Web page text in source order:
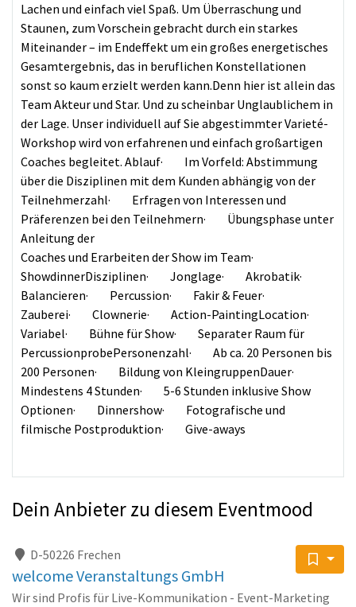
Lachen und einfach viel Spaß. Um Überraschung und
Staunen, zum Vorschein gebracht durch ein starkes
Miteinander – im Endeffekt um ein großes energetisches
Gesamtergebnis, das in beruflichen Konstellationen
sonst so kaum erzielt werden kann.Denn hier ist allein das
Team Akteur und Star. Und zu scheinbar Unglaublichem in
der Lage. Unser individuell auf Sie abgestimmter Varieté-
Workshop wird von erfahrenen und einfach großartigen
Coaches begleitet. Ablauf· Im Vorfeld: Abstimmung
über die Disziplinen mit dem Kunden abhängig von der
Teilnehmerzahl· Erfragen von Interessen und
Präferenzen bei den Teilnehmern· Übungsphase unter
Anleitung der
Coaches und Erarbeiten der Show im Team·
ShowdinnerDisziplinen· Jonglage· Akrobatik·
Balancieren· Percussion· Fakir & Feuer·
Zauberei· Clownerie· Action-PaintingLocation·
Variabel· Bühne für Show· Separater Raum für
PercussionprobePersonenzahl· Ab ca. 20 Personen bis
200 Personen· Bildung von KleingruppenDauer·
Mindestens 4 Stunden· 5-6 Stunden inklusive Show
Optionen· Dinnershow· Fotografische und
filmische Postproduktion· Give-aways
Dein Anbieter zu diesem Eventmood
D-50226 Frechen
welcome Veranstaltungs GmbH
Wir sind Profis für Live-Kommunikation - Event-Marketing